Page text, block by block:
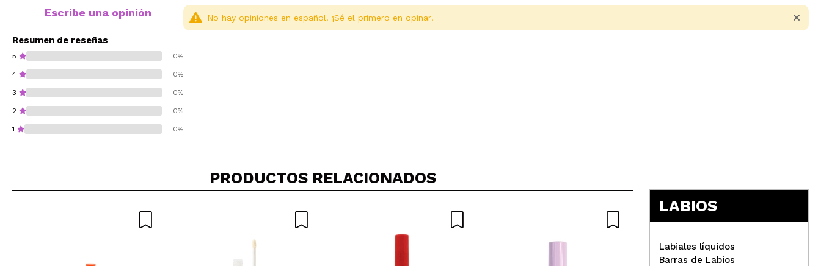
Escribe una opinión
Resumen de reseñas
5 0%
4 0%
3 0%
2 0%
1 0%
No hay opiniones en español. ¡Sé el primero en opinar!
PRODUCTOS RELACIONADOS
LABIOS
Labiales líquidos
Barras de Labios